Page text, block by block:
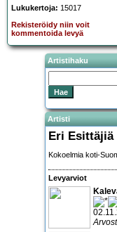
Lukukertoja: 15017
Rekisteröidy niin voit
kommentoida levyä
Artistihaku
Artisti
Eri Esittäjiä
Kokoelmia koti-
Levyarviot